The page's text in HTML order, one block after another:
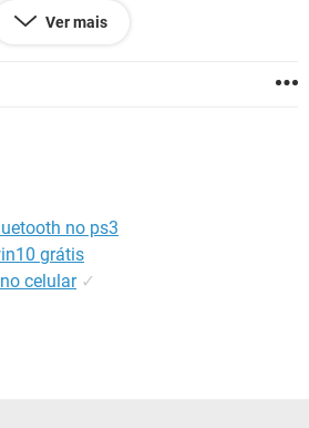
Ver mais
no ps3
grátis
celular ✓